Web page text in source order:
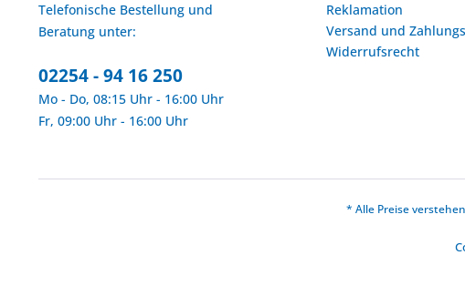
Telefonische Bestellung und
Beratung unter:
02254 - 94 16 250
Mo - Do, 08:15 Uhr - 16:00 Uhr
Fr, 09:00 Uhr - 16:00 Uhr
Reklamation
Versand und
Widerrufsrecht
* Alle Preise